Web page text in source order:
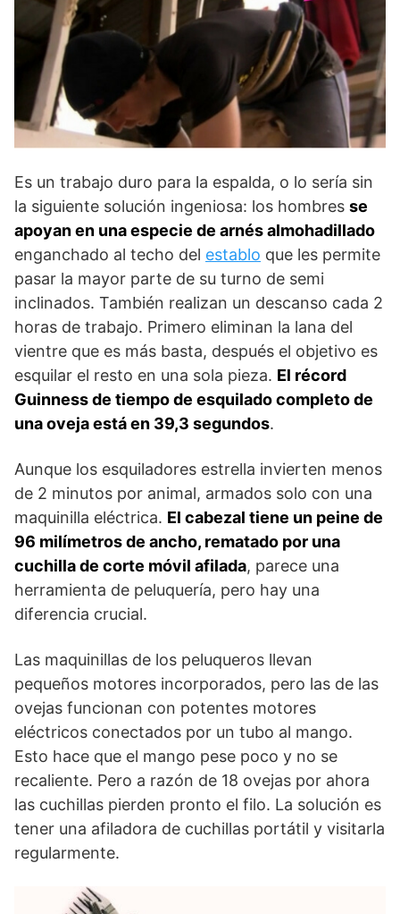
Es un trabajo duro para la espalda, o lo sería sin
la siguiente solución ingeniosa: los hombres se
apoyan en una especie de arnés almohadillado
enganchado al techo del establo que les permite
pasar la mayor parte de su turno de semi
inclinados. También realizan un descanso cada 2
horas de trabajo. Primero eliminan la lana del
vientre que es más basta, después el objetivo es
esquilar el resto en una sola pieza. El récord
Guinness de tiempo de esquilado completo de
una oveja está en 39,3 segundos.
Aunque los esquiladores estrella invierten menos
de 2 minutos por animal, armados solo con una
maquinilla eléctrica. El cabezal tiene un peine de
96 milímetros de ancho, rematado por una
cuchilla de corte móvil afilada, parece una
herramienta de peluquería, pero hay una
diferencia crucial.
Las maquinillas de los peluqueros llevan
pequeños motores incorporados, pero las de las
ovejas funcionan con potentes motores
eléctricos conectados por un tubo al mango.
Esto hace que el mango pese poco y no se
recaliente. Pero a razón de 18 ovejas por ahora
las cuchillas pierden pronto el filo. La solución es
tener una afiladora de cuchillas portátil y visitarla
regularmente.